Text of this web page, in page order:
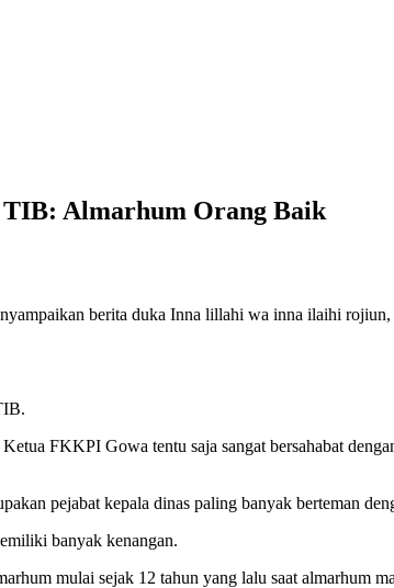
TIB: Almarhum Orang Baik
berita duka Inna lillahi wa inna ilaihi
FKKPI Gowa tentu saja sangat bersahabat
pejabat kepala dinas paling banyak berteman
banyak kenangan.
mulai sejak 12 tahun yang lalu saat almarhum